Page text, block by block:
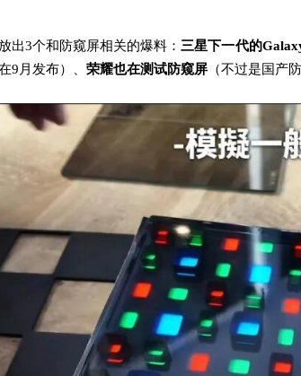
出3个和防窥屏相关的爆料：三星下一代的
9月发布）、 荣耀也在测试防窥屏 （不过是国产